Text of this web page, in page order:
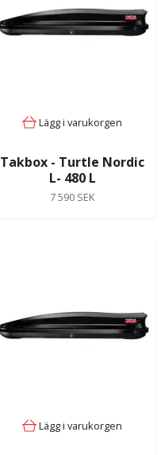
Lägg i varukorgen
Takbox - Turtle Nordic
L- 480 L
7 590 SEK
Lägg i varukorgen